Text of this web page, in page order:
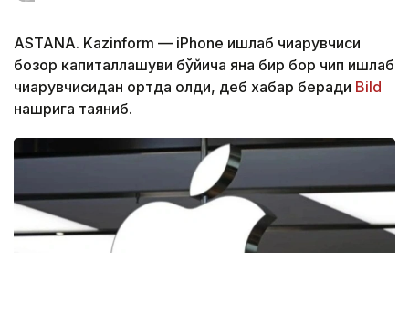
ASTANA. Kazinform — iPhone ишлаб чиқарувчиси
бозор капиталлашуви бўйича яна бир бор чип ишлаб
чиқарувчисидан ортда қолди, деб хабар беради Bild
нашрига таяниб.